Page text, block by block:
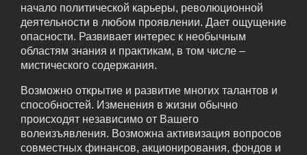
начало политической карьеры, революционной
деятельности в любом проявлении. Дает ощущение
опасности. Развивает интерес к необычным
областям знания и практикам, в том числе –
мистического содержания.
Возможно открытие и развитие многих талантов и
способностей. Изменения в жизни обычно
происходят независимо от Вашего
волеизъявления. Возможна активизация вопросов
совместных финансов, акционирования, фондов и